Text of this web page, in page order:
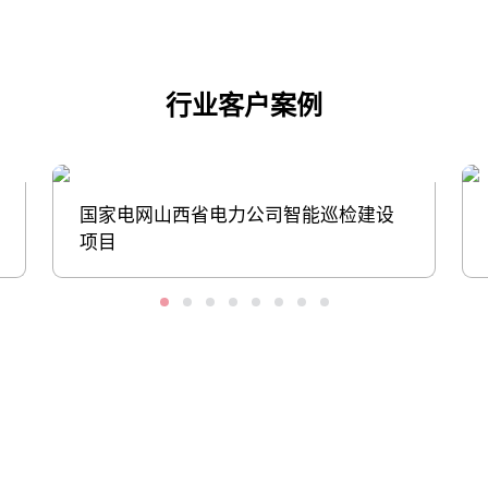
行业客户案例
国家电网山西省电力公司智能巡检建设
项目